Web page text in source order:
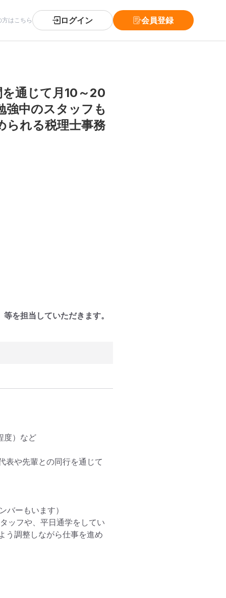
はこちら ログイン 会員登録
を通じて月10～20
強中のスタッフも
られる税理士事務
を担当していただきます。
度）など
表や先輩との同行を通じて
ーもいます）
ッフや、平日通学をしてい
う調整しながら仕事を進め